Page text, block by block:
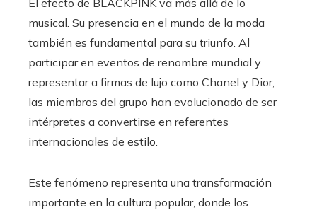
musical. Su presencia en el mundo de la moda
también es fundamental para su triunfo. Al
participar en eventos de renombre mundial y
representar a firmas de lujo como Chanel y Dior,
las miembros del grupo han evolucionado de ser
intérpretes a convertirse en referentes
internacionales de estilo.
Este fenómeno representa una transformación
importante en la cultura popular, donde los